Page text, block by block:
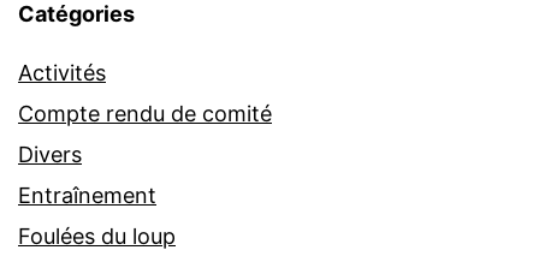
Catégories
Activités
Compte rendu de comité
Divers
Entraînement
Foulées du loup